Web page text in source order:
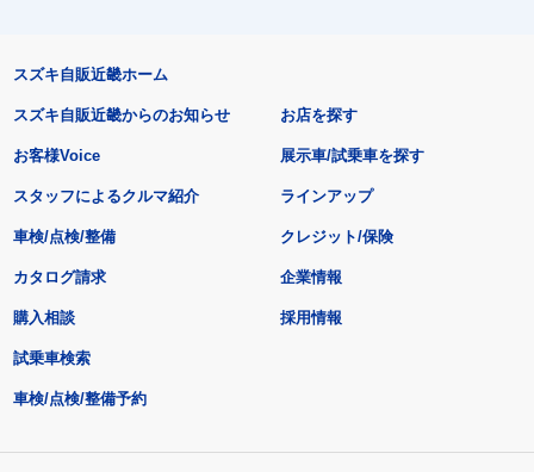
スズキ自販近畿ホーム
スズキ自販近畿からのお知らせ
お客様Voice
スタッフによるクルマ紹介
お店を探す
展示車/試乗車を探す
ラインアップ
車検/点検/整備 クレジット/保険
カタログ請求
購入相談
試乗車検索
車検/点検/整備予約
企業情報
採用情報